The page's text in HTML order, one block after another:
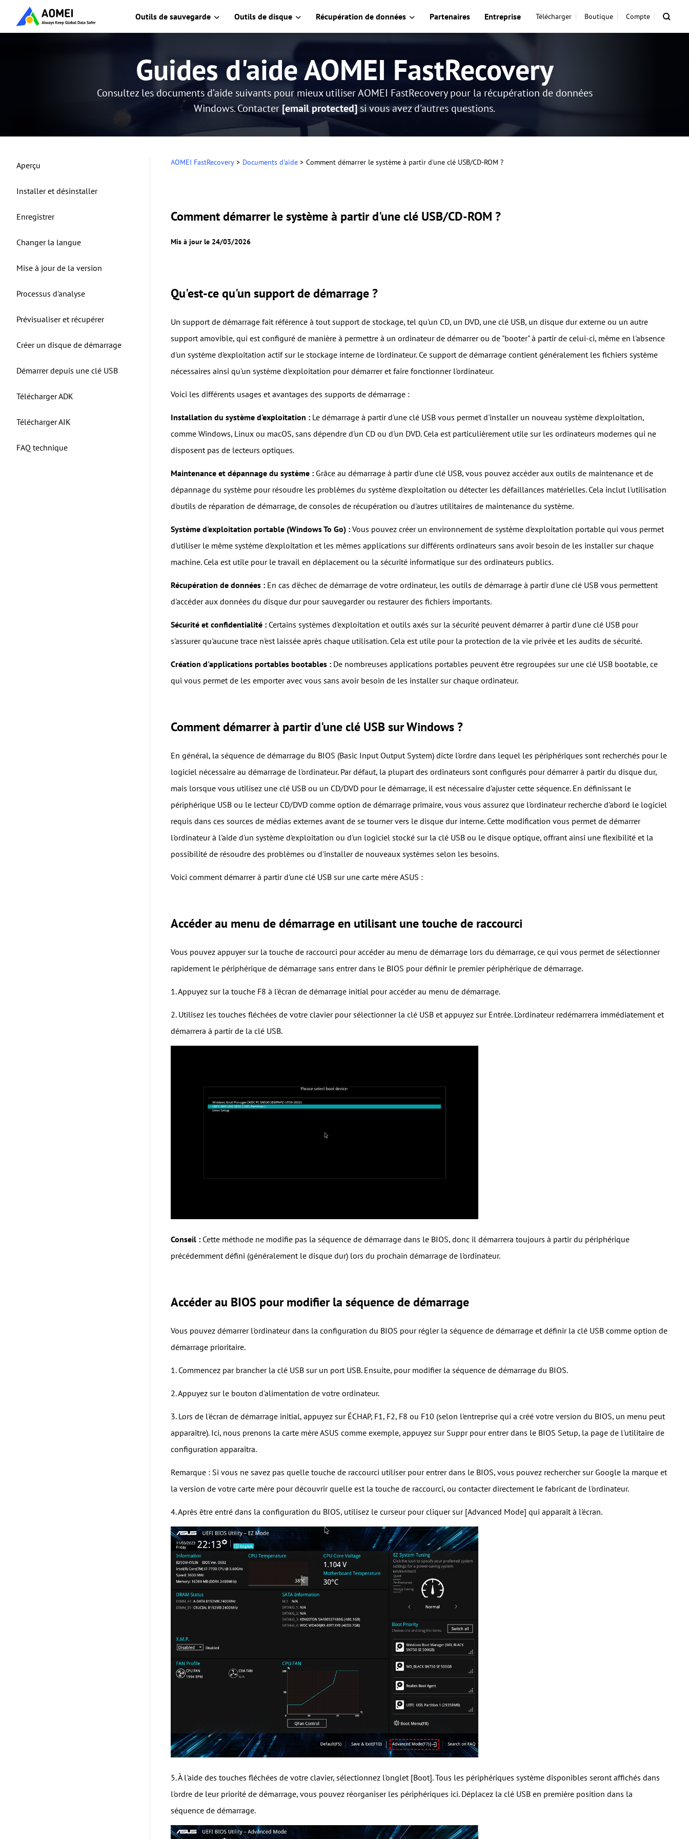
Outils de sauvegarde Outils de disque Récupération de données Partenaires Entreprise Télécharger Boutique Compte
Guides d'aide AOMEI FastRecovery
Consultez les documents d’aide suivants pour mieux utiliser AOMEI FastRecovery pour la récupération de données
Windows. Contacter [email protected]si vous avez d'autres questions.
Aperçu
Installer et désinstaller
Enregistrer
Changer la langue
Mise à jour de la version
Processus d'analyse
Prévisualiser et récupérer
Créer un disque de démarrage
Démarrer depuis une clé USB
Télécharger ADK
Télécharger AIK
FAQ technique
AOMEI FastRecovery > Documents d'aide > Comment démarrer le système à partir d'une clé USB/CD-ROM ?
Comment démarrer le système à partir d'une clé USB/CD-ROM ?
Mis à jour le 24/03/2026
Qu'est-ce qu'un support de démarrage ?
Un support de démarrage fait référence à tout support de stockage, tel qu'un CD, un DVD, une clé USB, un disque dur externe ou un autre
support amovible, qui est configuré de manière à permettre à un ordinateur de démarrer ou de "booter" à partir de celui-ci, même en l'absence
d'un système d'exploitation actif sur le stockage interne de l'ordinateur. Ce support de démarrage contient généralement les fichiers système
nécessaires ainsi qu'un système d'exploitation pour démarrer et faire fonctionner l'ordinateur.
Voici les différents usages et avantages des supports de démarrage :
Installation du système d'exploitation : Le démarrage à partir d'une clé USB vous permet d'installer un nouveau système d'exploitation,
comme Windows, Linux ou macOS, sans dépendre d'un CD ou d'un DVD. Cela est particulièrement utile sur les ordinateurs modernes qui ne
disposent pas de lecteurs optiques.
Maintenance et dépannage du système : Grâce au démarrage à partir d'une clé USB, vous pouvez accéder aux outils de maintenance et de
dépannage du système pour résoudre les problèmes du système d'exploitation ou détecter les défaillances matérielles. Cela inclut l'utilisation
d'outils de réparation de démarrage, de consoles de récupération ou d'autres utilitaires de maintenance du système.
Système d'exploitation portable (Windows To Go) : Vous pouvez créer un environnement de système d'exploitation portable qui vous permet
d'utiliser le même système d'exploitation et les mêmes applications sur différents ordinateurs sans avoir besoin de les installer sur chaque
machine. Cela est utile pour le travail en déplacement ou la sécurité informatique sur des ordinateurs publics.
Récupération de données : En cas d'échec de démarrage de votre ordinateur, les outils de démarrage à partir d'une clé USB vous permettent
d'accéder aux données du disque dur pour sauvegarder ou restaurer des fichiers importants.
Sécurité et confidentialité : Certains systèmes d'exploitation et outils axés sur la sécurité peuvent démarrer à partir d'une clé USB pour
s'assurer qu'aucune trace n'est laissée après chaque utilisation. Cela est utile pour la protection de la vie privée et les audits de sécurité.
Création d'applications portables bootables : De nombreuses applications portables peuvent être regroupées sur une clé USB bootable, ce
qui vous permet de les emporter avec vous sans avoir besoin de les installer sur chaque ordinateur.
Comment démarrer à partir d'une clé USB sur Windows ?
En général, la séquence de démarrage du BIOS (Basic Input Output System) dicte l'ordre dans lequel les périphériques sont recherchés pour le
logiciel nécessaire au démarrage de l'ordinateur. Par défaut, la plupart des ordinateurs sont configurés pour démarrer à partir du disque dur,
mais lorsque vous utilisez une clé USB ou un CD/DVD pour le démarrage, il est nécessaire d'ajuster cette séquence. En définissant le
périphérique USB ou le lecteur CD/DVD comme option de démarrage primaire, vous vous assurez que l'ordinateur recherche d'abord le logiciel
requis dans ces sources de médias externes avant de se tourner vers le disque dur interne. Cette modification vous permet de démarrer
l'ordinateur à l'aide d'un système d'exploitation ou d'un logiciel stocké sur la clé USB ou le disque optique, offrant ainsi une flexibilité et la
possibilité de résoudre des problèmes ou d'installer de nouveaux systèmes selon les besoins.
Voici comment démarrer à partir d'une clé USB sur une carte mère ASUS :
Accéder au menu de démarrage en utilisant une touche de raccourci
Vous pouvez appuyer sur la touche de raccourci pour accéder au menu de démarrage lors du démarrage, ce qui vous permet de sélectionner
rapidement le périphérique de démarrage sans entrer dans le BIOS pour définir le premier périphérique de démarrage.
1. Appuyez sur la touche F8 à l'écran de démarrage initial pour accéder au menu de démarrage.
2. Utilisez les touches fléchées de votre clavier pour sélectionner la clé USB et appuyez sur Entrée. L'ordinateur redémarrera immédiatement et
démarrera à partir de la clé USB.
Conseil : Cette méthode ne modifie pas la séquence de démarrage dans le BIOS, donc il démarrera toujours à partir du périphérique
précédemment défini (généralement le disque dur) lors du prochain démarrage de l'ordinateur.
Accéder au BIOS pour modifier la séquence de démarrage
Vous pouvez démarrer l'ordinateur dans la configuration du BIOS pour régler la séquence de démarrage et définir la clé USB comme option de
démarrage prioritaire.
1. Commencez par brancher la clé USB sur un port USB. Ensuite, pour modifier la séquence de démarrage du BIOS.
2. Appuyez sur le bouton d'alimentation de votre ordinateur.
3. Lors de l'écran de démarrage initial, appuyez sur ÉCHAP, F1, F2, F8 ou F10 (selon l'entreprise qui a créé votre version du BIOS, un menu peut
apparaître). Ici, nous prenons la carte mère ASUS comme exemple, appuyez sur Suppr pour entrer dans le BIOS Setup, la page de l'utilitaire de
configuration apparaîtra.
Remarque : Si vous ne savez pas quelle touche de raccourci utiliser pour entrer dans le BIOS, vous pouvez rechercher sur Google la marque et
la version de votre carte mère pour découvrir quelle est la touche de raccourci, ou contacter directement le fabricant de l'ordinateur.
4. Après être entré dans la configuration du BIOS, utilisez le curseur pour cliquer sur [Advanced Mode] qui apparaît à l'écran.
5. À l'aide des touches fléchées de votre clavier, sélectionnez l'onglet [Boot]. Tous les périphériques système disponibles seront affichés dans
l'ordre de leur priorité de démarrage, vous pouvez réorganiser les périphériques ici. Déplacez la clé USB en première position dans la
séquence de démarrage.